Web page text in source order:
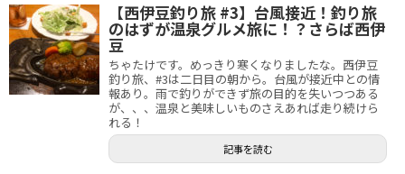
【西伊豆釣り旅 #3】台風接近！釣り旅
のはずが温泉グルメ旅に！？さらば西伊
豆
ちゃたけです。めっきり寒くなりましたな。西伊豆
釣り旅、#3は二日目の朝から。台風が接近中との情
報あり。雨で釣りができず旅の目的を失いつつある
が、、、温泉と美味しいものさえあれば走り続けら
れる！
記事を読む